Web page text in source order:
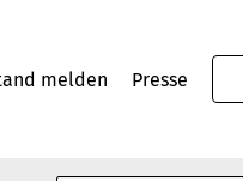
melden Presse